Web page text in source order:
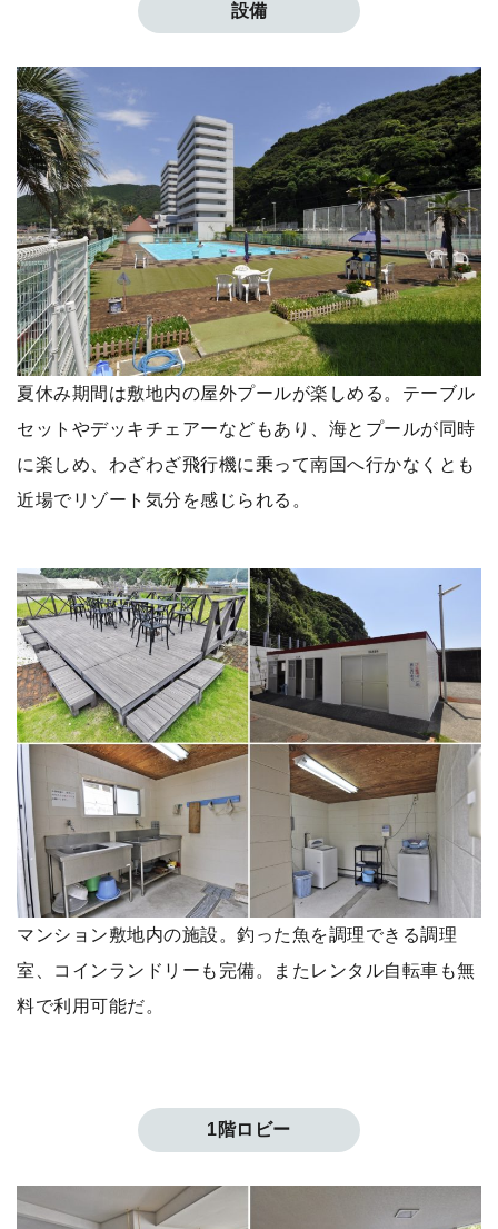
設備
夏休み期間は敷地内の屋外プールが楽しめる。テーブル
セットやデッキチェアーなどもあり、海とプールが同時
に楽しめ、わざわざ飛行機に乗って南国へ行かなくとも
近場でリゾート気分を感じられる。
マンション敷地内の施設。釣った魚を調理できる調理
室、コインランドリーも完備。またレンタル自転車も無
料で利用可能だ。
1階ロビー